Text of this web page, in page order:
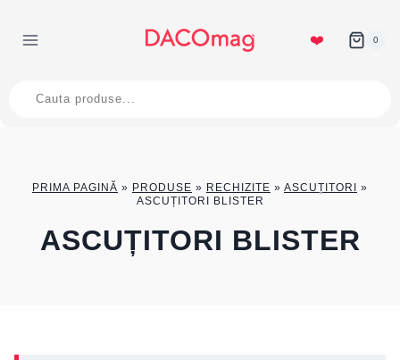
content
❤️ 0
search
PRIMA PAGINĂ » PRODUSE » RECHIZITE » ASCUȚITORI
»
ASCUȚITORI BLISTER
ASCUȚITORI BLISTER